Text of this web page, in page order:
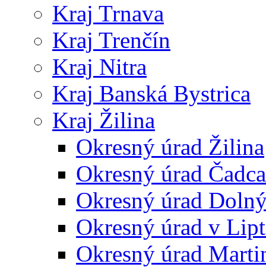
Kraj Trnava
Kraj Trenčín
Kraj Nitra
Kraj Banská Bystrica
Kraj Žilina
Okresný úrad Žilina
Okresný úrad Čadca
Okresný úrad
Okresný úrad v
Okresný úrad